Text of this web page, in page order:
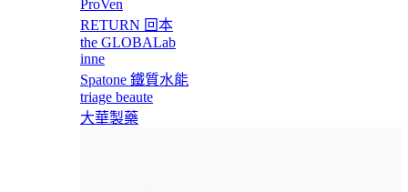
ProVen
RETURN 回本
the GLOBALab
inne
Spatone 鐵質水能
triage beaute
大華製藥